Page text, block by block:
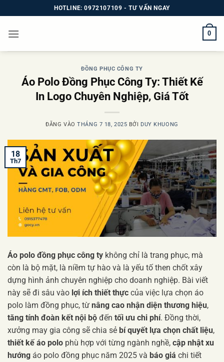
qua
nội
HOTLINE: 0972107109 - TƯ VẤN NGAY
0
ĐỒNG PHỤC CÔNG TY
Áo Polo Đồng Phục Công Ty: Thiết Kế
In Logo Chuyên Nghiệp, Giá Tốt
ĐĂNG VÀOTHÁNG 7 18, 2025 BỞI DUY KHUONG
18
Th7
Áo polo đồng phục công ty không chỉ là trang phục, mà
còn là bộ mặt, là niềm tự hào và là yếu tố then chốt xây
dựng hình ảnh chuyên nghiệp cho doanh nghiệp. Bài viết
này sẽ đi sâu vào lợi ích thiết thực của việc lựa chọn áo
polo làm đồng phục, từ nâng cao nhận diện thương hiệu,
tăng tính đoàn kết nội bộ đến tối ưu chi phí. Đồng thời,
xưởng may gia công sẽ chia sẻ bí quyết lựa chọn chất liệu,
thiết kế áo polo phù hợp với từng ngành nghề, cập nhật xu
hướng áo polo đồng phục năm 2025 và báo giá chi tiết